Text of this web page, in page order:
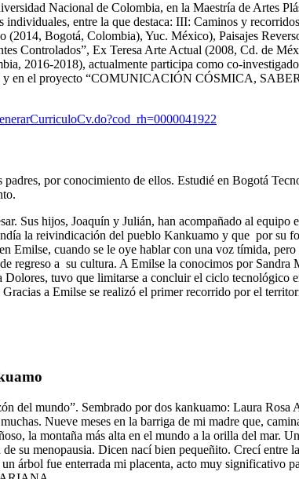
Nacional de Colombia, en la Maestría de Artes
individuales, entre la que destaca: III: Caminos y
(2014, Bogotá, Colombia), Yuc. México), Paisajes
Controlados”, Ex Teresa Arte Actual (2008, Cd. de
2016-2018), actualmente participa como co-
y en el proyecto “COMUNICACIÓN CÓSMICA,
padres, por conocimiento de ellos. Estudié en Bogotá
Sus hijos, Joaquín y Julián, han acompañado al
la reivindicación del pueblo Kankuamo y que por
Emilse, cuando se le oye hablar con una voz tímida,
regreso a su cultura. A Emilse la conocimos por
tuvo que limitarse a concluir el ciclo
a Emilse se realizó el primer recorrido por el
del mundo”. Sembrado por dos kankuamo: Laura
Nueve meses en la barriga de mi madre que,
la montaña más alta en el mundo a la orilla del
su menopausia. Dicen nací bien pequeñito. Crecí
árbol fue enterrada mi placenta, acto muy significativo